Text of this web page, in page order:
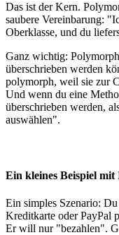
Das ist der Kern.
saubere Vereinbarung:
Oberklasse, und du
Ganz wichtig:
überschrieben werden
polymorph, weil sie zur
Und wenn du eine
überschrieben werden,
auswählen".
Ein kleines Beispiel
Ein simples Szenario:
Kreditkarte oder PayPal
Er will nur "bezahlen".